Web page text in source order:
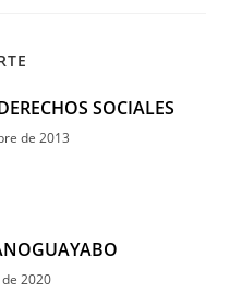
SOCIALES
de 2013
2020